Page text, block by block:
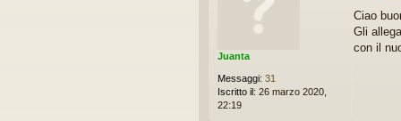
Juanta
Messaggi: 31
Iscritto il: 26 marzo 2020,
22:19
s
s
a
Ciao
Gli
con il